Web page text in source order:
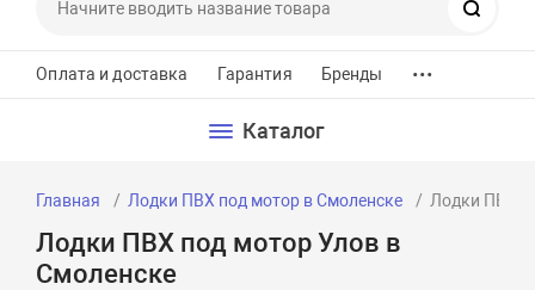
Оплата и доставка Гарантия Бренды ...
Каталог
Главная Лодки ПВХ под мотор в Смоленске Лодки ПВХ
Лодки ПВХ под мотор Улов в
Смоленске